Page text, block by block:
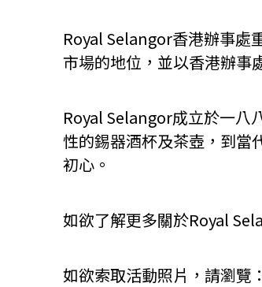
Royal Selangor香港辦事處
市場的地位，並以香港辦事
Royal Selangor成立於一八
性的錫器酒杯及茶壺，到當
初心。
如欲了解更多關於Royal
如欲索取活動照片，請瀏覽：